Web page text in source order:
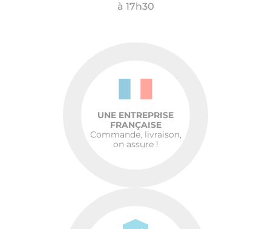
à 17h30
UNE ENTREPRISE
FRANÇAISE
Commande, livraison,
on assure !